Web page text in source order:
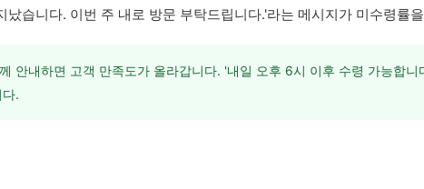
났습니다. 이번 주 내로 방문 부탁드립니다.'라는 메시지가 미수령률
안내하면 고객 만족도가 올라갑니다. '내일 오후 6시 이후 수령 가능합니
.